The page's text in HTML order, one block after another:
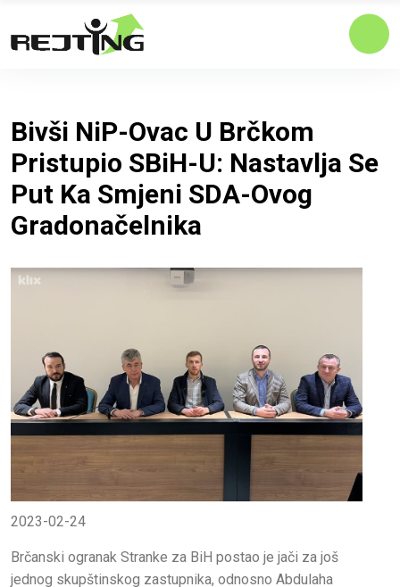
Bivši NiP-Ovac U Brčkom
Pristupio SBiH-U: Nastavlja Se
Put Ka Smjeni SDA-Ovog
Gradonačelnika
2023-02-24
Brčanski ogranak Stranke za BiH postao je jači za još
jednog skupštinskog zastupnika, odnosno Abdulaha